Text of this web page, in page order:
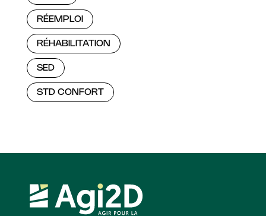
RÉEMPLOI
RÉHABILITATION
SED
STD CONFORT